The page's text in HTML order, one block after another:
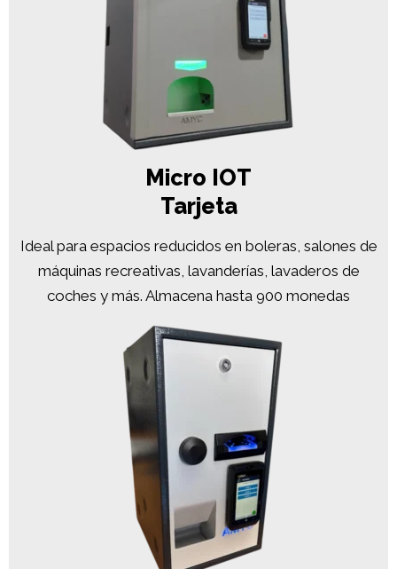
Micro IOT
Tarjeta
Ideal para espacios reducidos en boleras, salones de
máquinas recreativas, lavanderías, lavaderos de
coches y más. Almacena hasta 900 monedas